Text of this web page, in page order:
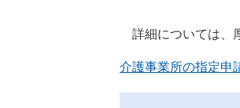
詳細については、
介護事業所の指定申